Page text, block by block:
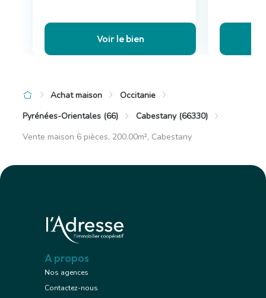
Voir le bien
Achat maison
Occitanie
Pyrénées-Orientales (66)
Cabestany (66330)
Vente maison 6 pièces, 200.00m², Cabestany
A propos
Nos agences
Contactez-nous